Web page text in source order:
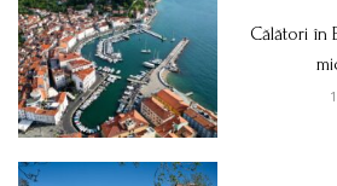
Călători în